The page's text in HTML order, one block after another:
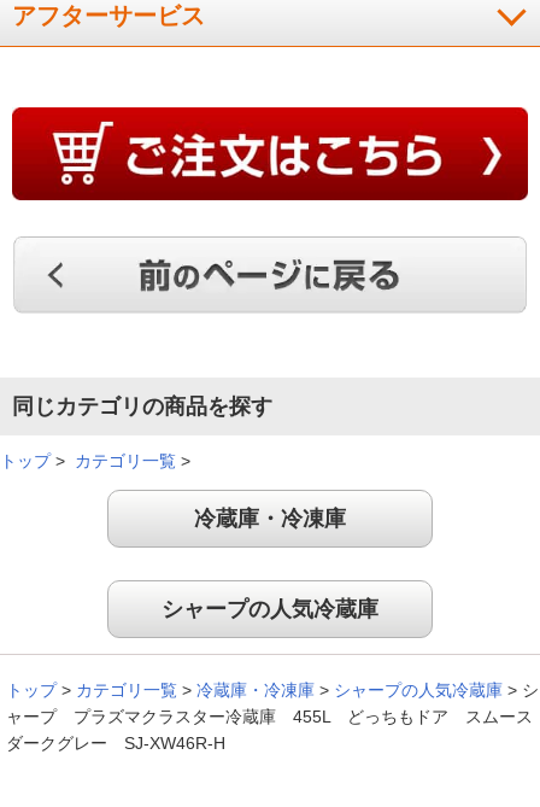
アフターサービス
同じカテゴリの商品を探す
トップ> カテゴリ一覧 >
冷蔵庫・冷凍庫
シャープの人気冷蔵庫
トップ > カテゴリ一覧 > 冷蔵庫・冷凍庫 > シャープの人気冷蔵庫 > シ
ャープ プラズマクラスター冷蔵庫 455L どっちもドア スムース
ダークグレー SJ-XW46R-H